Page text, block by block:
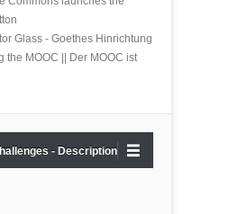
Glass - Goethes Hinrichtung
the MOOC || Der MOOC ist
- Description